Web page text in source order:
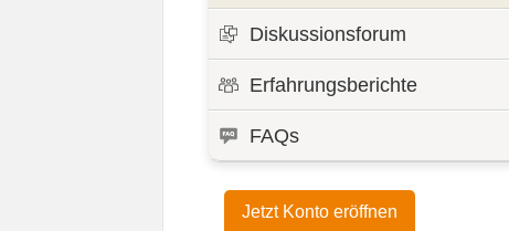
Diskussionsforum
Erfahrungsberichte
FAQs
Jetzt Konto eröffnen